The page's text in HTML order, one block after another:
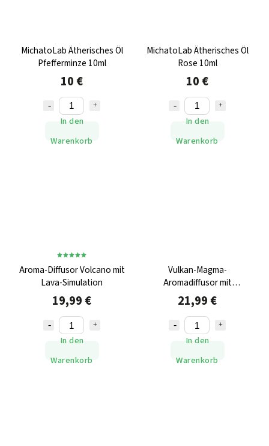
MichatoLab Ätherisches Öl
Pfefferminze 10ml
10 €
In den
Warenkorb
MichatoLab Ätherisches Öl
Rose 10ml
10 €
In den
Warenkorb
Aroma-Diffusor Volcano mit
Lava-Simulation
19,99 €
In den
Warenkorb
Vulkan-Magma-
Aromadiffusor mit
Lavaeffekt
21,99 €
In den
Warenkorb